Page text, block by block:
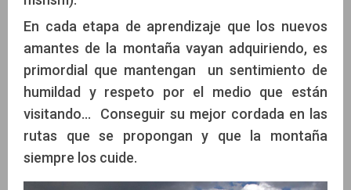
En cada etapa de aprendizaje que los nuevos
amantes de la montaña vayan adquiriendo, es
primordial que mantengan un sentimiento de
humildad y respeto por el medio que están
visitando… Conseguir su mejor cordada en las
rutas que se propongan y que la montaña
siempre los cuide.